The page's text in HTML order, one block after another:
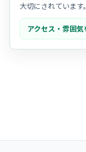
大切にされています。
・スタッフ同士の声
空気が流れています
・職種の枠を超えた
アクセス・雰囲気